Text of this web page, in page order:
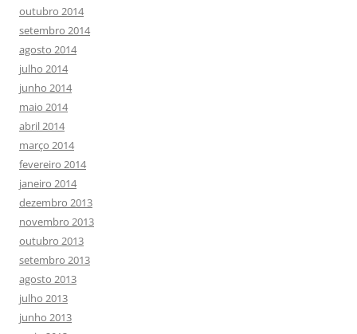
outubro 2014
setembro 2014
agosto 2014
julho 2014
junho 2014
maio 2014
abril 2014
março 2014
fevereiro 2014
janeiro 2014
dezembro 2013
novembro 2013
outubro 2013
setembro 2013
agosto 2013
julho 2013
junho 2013